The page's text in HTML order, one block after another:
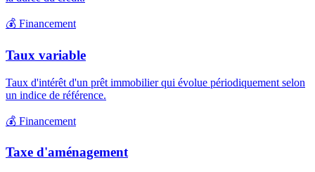
💰 Financement
Taux variable
Taux d'intérêt d'un prêt immobilier qui évolue périodiquement selon
un indice de référence.
💰 Financement
Taxe d'aménagement